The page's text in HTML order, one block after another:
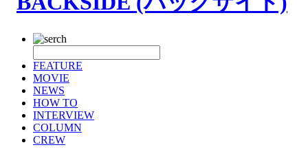
FEATURE
MOVIE
NEWS
HOW TO
INTERVIEW
COLUMN
CREW